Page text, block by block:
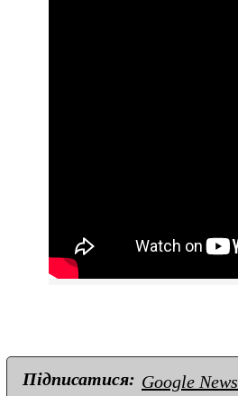
Підписатися: Google News